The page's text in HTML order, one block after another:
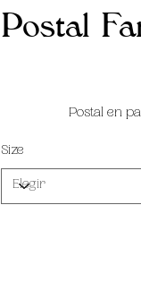
Postal
Postal en
Size